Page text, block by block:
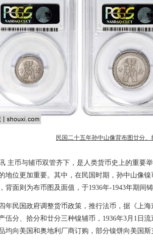
民国二十五年孙中山像背布图廿分
主币与辅币双管齐下，是人类货币史上的重要
地位更加重要。其中，在民国时期，孙中山像
背面则为布币图及面值，于1936年-1943年期间
年民国政府调整货币政策，推行法币，据《上
伍分、拾分和廿分三种镍辅币，1936年3月1日
均向美国和奥地利厂商订购，部分镍饼向美国斯